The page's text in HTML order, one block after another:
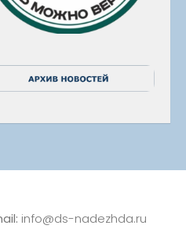
info@ds-nadezhda.ru